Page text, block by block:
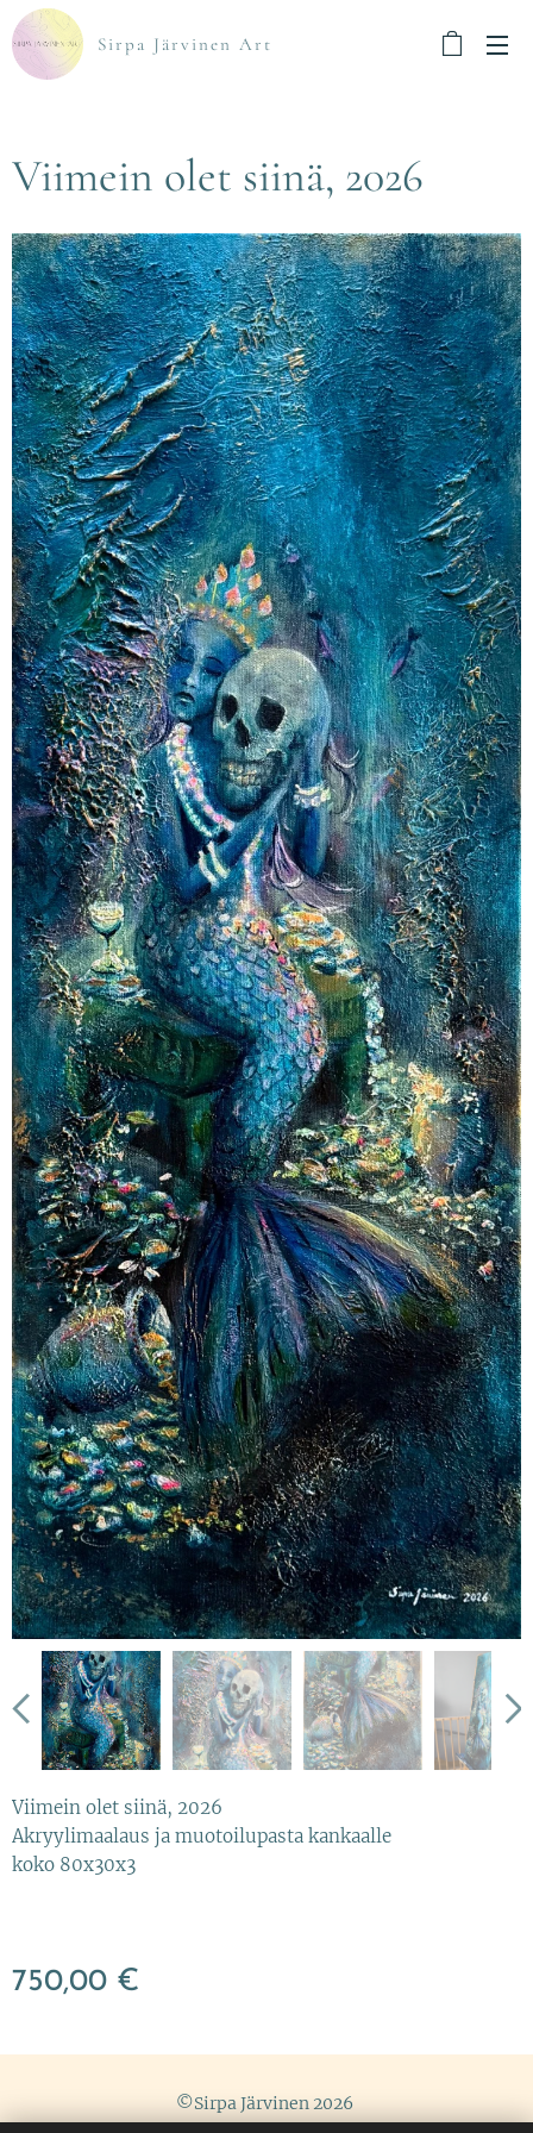
Sirpa Järvinen Art
Viimein olet siinä, 2026
Viimein olet siinä, 2026
Akryylimaalaus ja muotoilupasta kankaalle
koko 80x30x3
750,00 €
©Sirpa Järvinen 2026